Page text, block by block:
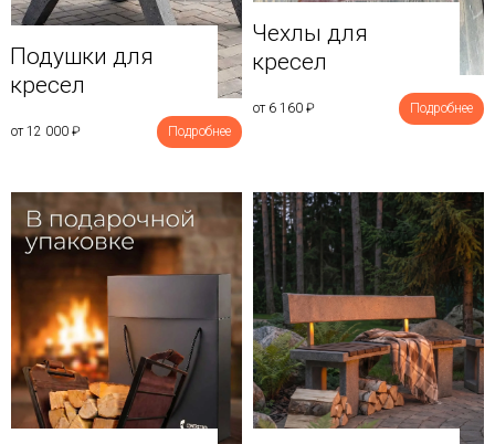
Подушки для
кресел
от 12 000 ₽ Подробнее
Чехлы для
кресел
от 6 160 ₽ Подробнее